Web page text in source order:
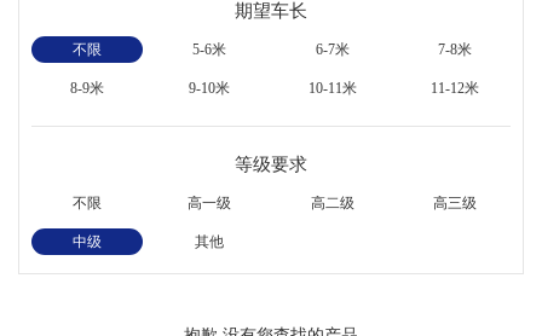
期望车长
不限 5-6米 6-7米 7-8米
8-9米 9-10米 10-11米 11-12米
等级要求
不限 高一级 高二级 高三级
中级 其他